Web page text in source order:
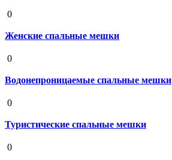
0
Женские спальные мешки
0
Водонепроницаемые спальные мешки
0
Туристические спальные мешки
0